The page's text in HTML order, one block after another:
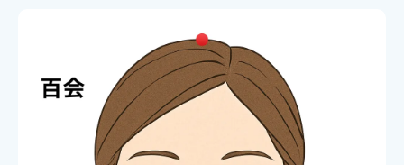
頭痛緩和のための鍼灸ツボ押し具体的ステ
ップ
鍼灸による側頭部頭痛へのツボ刺激の実践
法